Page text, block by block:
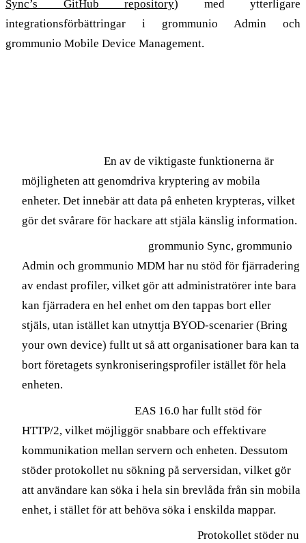
Sync’s GitHub repository) med ytterligare
integrationsförbättringar i grommunio Admin och
grommunio Mobile Device Management.
En av de viktigaste funktionerna är
möjligheten att genomdriva kryptering av mobila
enheter. Det innebär att data på enheten krypteras, vilket
gör det svårare för hackare att stjäla känslig information.
grommunio Sync, grommunio
Admin och grommunio MDM har nu stöd för fjärradering
av endast profiler, vilket gör att administratörer inte bara
kan fjärradera en hel enhet om den tappas bort eller
stjäls, utan istället kan utnyttja BYOD-scenarier (Bring
your own device) fullt ut så att organisationer bara kan ta
bort företagets synkroniseringsprofiler istället för hela
enheten.
EAS 16.0 har fullt stöd för
HTTP/2, vilket möjliggör snabbare och effektivare
kommunikation mellan servern och enheten. Dessutom
stöder protokollet nu sökning på serversidan, vilket gör
att användare kan söka i hela sin brevlåda från sin mobila
enhet, i stället för att behöva söka i enskilda mappar.
Protokollet stöder nu